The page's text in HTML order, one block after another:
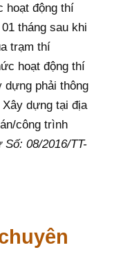
hoạt động thí
tháng sau khi
trạm thí
hoạt động thí
dựng phải thông
dựng tại địa
công trình
Số: 08/2016/TT-